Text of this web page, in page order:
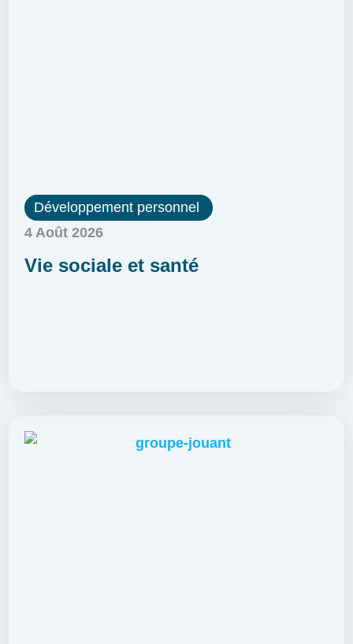
Développement personnel
4 Août 2026
Vie sociale et santé